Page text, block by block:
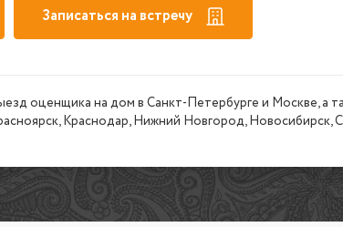
Записаться на встречу
оценщика на дом в Санкт-Петербурге и Москве, а
Краснодар, Нижний Новгород, Новосибирск,